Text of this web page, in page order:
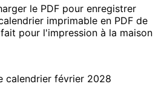
le PDF pour enregistrer
imprimable en PDF de
pour l'impression à la maison
calendrier février 2028